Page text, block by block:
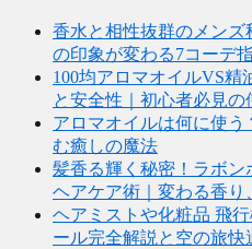
香水と相性抜群のメン
の印象が変わる7コーデ
100均アロマオイルVS精
と安全性｜初心者必見の
アロマオイルは何に使
む癒しの魔法
髪香る輝く秘密！ラボン
ヘアケア術｜変わる香り
ヘアミストや化粧品 飛
ール完全解説と空の旅快